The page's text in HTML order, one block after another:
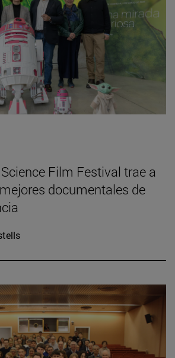
Film Festival trae a
documentales de